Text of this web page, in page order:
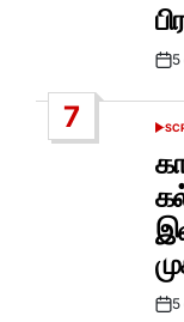
Post
5
7
Post
5